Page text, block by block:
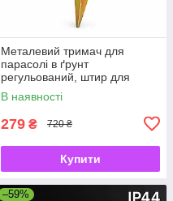
Металевий тримач для
парасолі в ґрунт
регульований, штир для
садової парасолі з
фіксатором
В наявності
279 ₴ 720 ₴
Купити
–59%